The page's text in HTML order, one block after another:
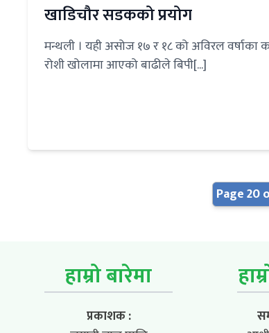
खाडिचौर सडकको प्रयोग
मन्थली । यही असोज १७ र १८ को अविरल वर्षाका
रोशी खोलामा आएको बाढीले बिपी[...]
Page 20
हाम्रो बारेमा
प्रकाशक :